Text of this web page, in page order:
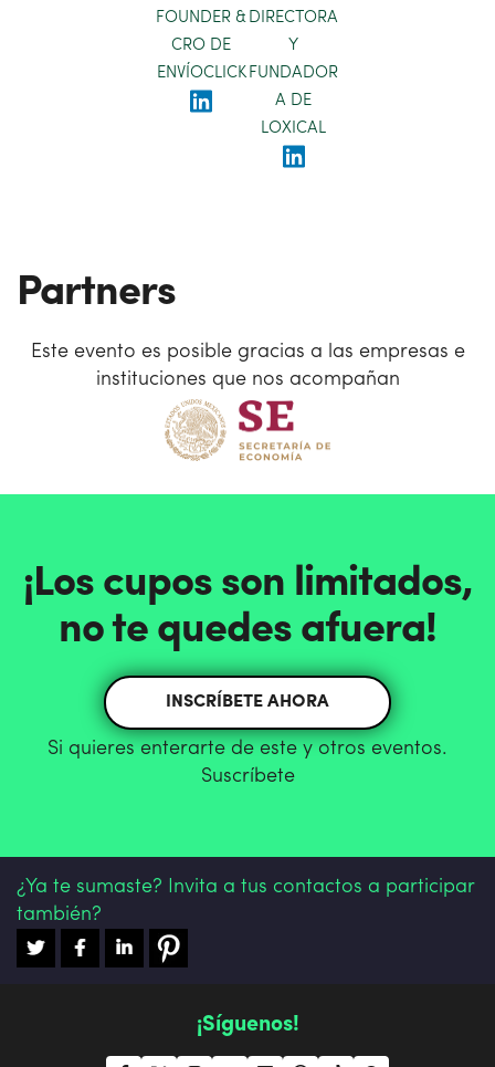
FOUNDER &
CRO DE
ENVÍOCLICK
DIRECTORA
Y
FUNDADOR
A DE
LOXICAL
Partners
Este evento es posible gracias a las empresas e
instituciones que nos acompañan
¡Los cupos son limitados,
no te quedes afuera!
INSCRÍBETE AHORA
Si quieres enterarte de este y otros eventos.
Suscríbete
¿Ya te sumaste? Invita a tus contactos a participar
también?
¡Síguenos!